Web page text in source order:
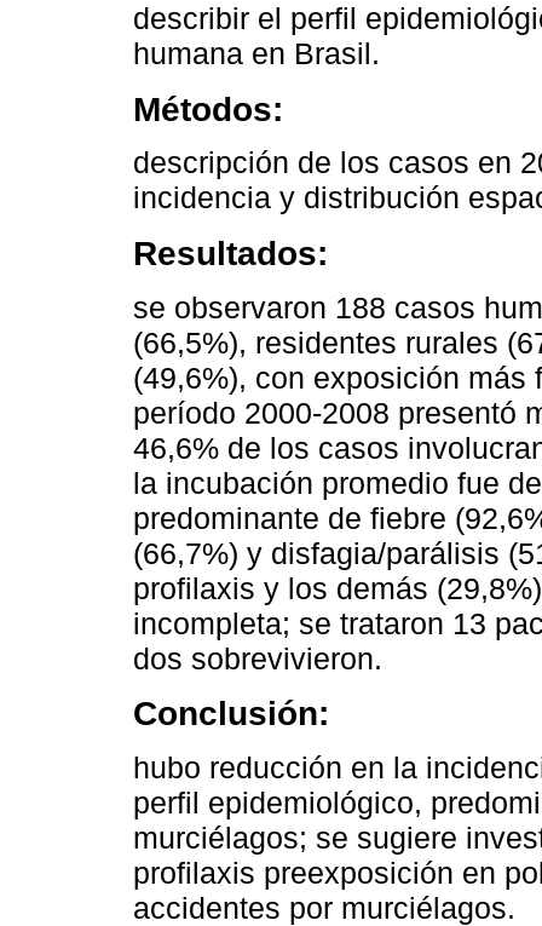
describir el perfil
humana en Brasil.
Métodos:
descripción de los casos en
incidencia y distribución
Resultados:
se observaron 188 casos
(66,5%), residentes rurales
(49,6%), con exposición más
período 2000-2008 presentó
46,6% de los casos
la incubación promedio fue
predominante de fiebre
(66,7%) y disfagia/parálisis
profilaxis y los demás
incompleta; se trataron 13
dos sobrevivieron.
Conclusión:
hubo reducción en la
perfil epidemiológico,
murciélagos; se sugiere
profilaxis preexposición en
accidentes por murciélagos.